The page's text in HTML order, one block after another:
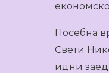
Посебна
Свети
идни